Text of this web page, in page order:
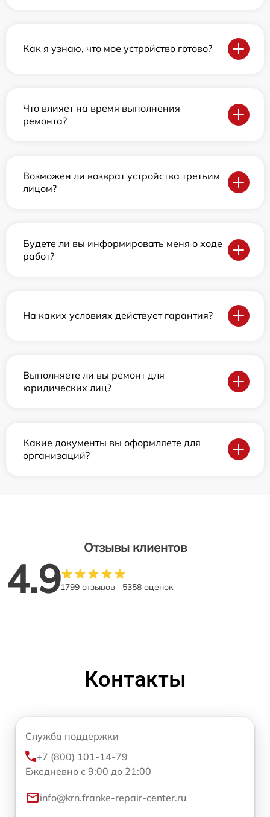
Как я узнаю, что мое устройство готово?
Что влияет на время выполнения
ремонта?
Возможен ли возврат устройства третьим
лицом?
Будете ли вы информировать меня о ходе
работ?
На каких условиях действует гарантия?
Выполняете ли вы ремонт для
юридических лиц?
Какие документы вы оформляете для
организаций?
Отзывы клиентов
4.91799 отзывов 5358 оценок
Контакты
Служба поддержки
+7 (800) 101-14-79
Ежедневно с 9:00 до 21:00
info@krn.franke-repair-center.ru